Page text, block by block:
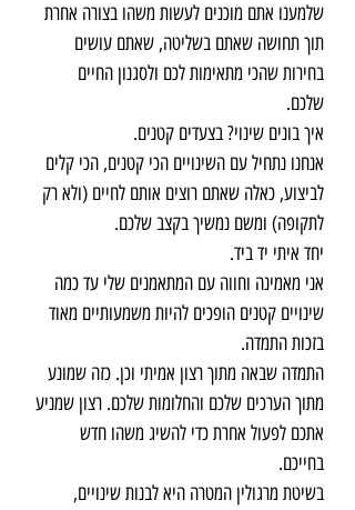
שלמענו אתם מוכנים לעשות משהו בצורה אחרת
תוך תחושה שאתם בשליטה, שאתם עושים
בחירות שהכי מתאימות לכם ולסגנון החיים
שלכם.
איך בונים שינוי? בצעדים קטנים.
אנחנו נתחיל עם השינויים הכי קטנים, הכי קלים
לביצוע, כאלה שאתם רוצים אותם לחיים (ולא רק
לתקופה) ומשם נמשיך בקצב שלכם.
יחד איתי יד ביד.
אני מאמינה וחווה עם המתאמנים שלי עד כמה
שינויים קטנים הופכים להיות משמעותיים מאוד
בזכות התמדה.
התמדה שבאה מתוך רצון אמיתי וכן. כזה שמונע
מתוך הערכים שלכם והחלומות שלכם. רצון שמניע
אתכם לפעול אחרת כדי להשיג משהו חדש
בחייכם.
בשיטת מרגולין המטרה היא לבנות שינויים,